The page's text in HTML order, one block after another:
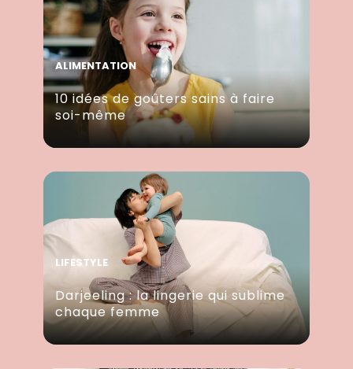
ALIMENTATION
10 idées de goûters sains à faire
soi-même
LIFESTYLE
Darjeeling : la lingerie qui sublime
chaque femme